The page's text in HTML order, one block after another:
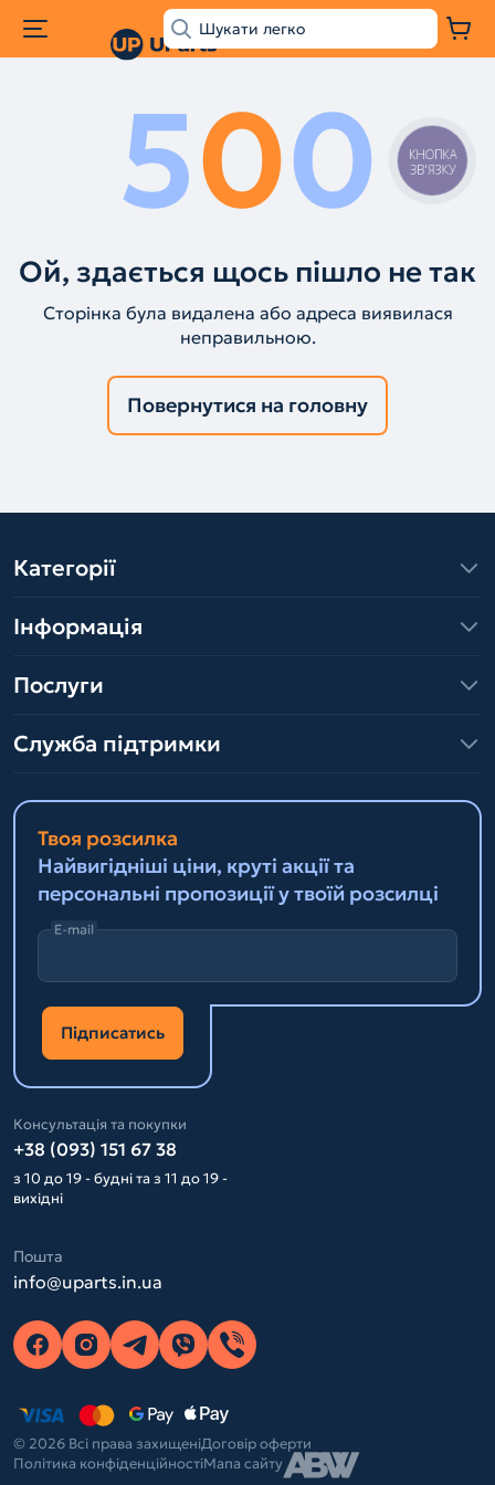
500
Ой, здається щось пішло не так
Сторінка була видалена або адреса виявилася
неправильною.
Повернутися на головну
Категорії
Інформація
Послуги
Служба підтримки
Твоя розсилка
Найвигідніші ціни, круті акції та
персональні пропозиції у твоїй розсилці
E-mail
Підписатись
Консультація та покупки
+38 (093) 151 67 38
з 10 до 19 - будні та з 11 до 19 -
вихідні
Пошта
info@uparts.in.ua
© 2026 Всі права захищеніДоговір оферти
Політика конфіденційностіМапа сайту
КНОПКА
ЗВ'ЯЗКУ